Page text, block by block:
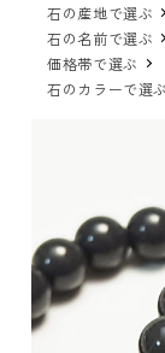
石の産地で選ぶ
石の名前で選ぶ
価格帯で選ぶ
石のカラーで選ぶ